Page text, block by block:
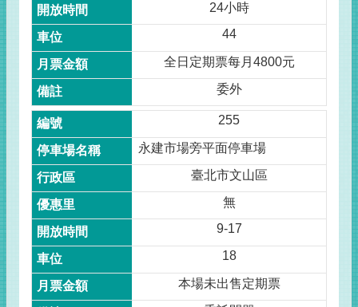
24小時
44
全日定期票每月4800元
委外
255
永建市場旁平面停車場
臺北市文山區
無
9-17
18
本場未出售定期票